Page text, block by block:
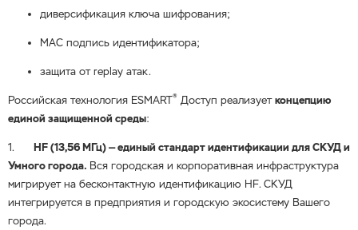
диверсификация ключа шифрования;
MAC подпись идентификатора;
защита от replay атак.
Российская технология ESMART® Доступ реализуетконцепцию
единой защищенной среды:
1. HF (13,56 МГц) — единый стандарт идентификации для СКУД и
Умного города. Вся городская и корпоративная инфраструктура
мигрирует на бесконтактную идентификацию HF. СКУД
интегрируется в предприятия и городскую экосистему Вашего
города.